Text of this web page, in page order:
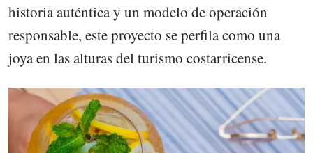
historia auténtica y un modelo de operación
responsable, este proyecto se perfila como una
joya en las alturas del turismo costarricense.